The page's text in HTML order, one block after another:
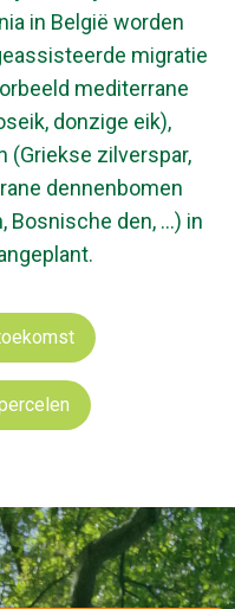
in België worden
migratie
mediterrane
donzige eik),
(Griekse zilverspar,
dennenbomen
Bosnische den, …) in